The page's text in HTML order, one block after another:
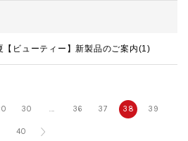
ビューティー】新製品のご案内(1)
30 ... 36 37 38 39
40